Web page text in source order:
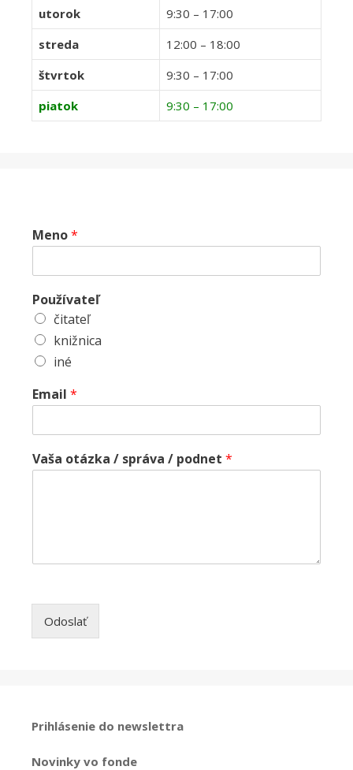
utorok
9:30 – 17:00
streda
12:00 – 18:00
štvrtok
9:30 – 17:00
piatok
9:30 – 17:00
Meno*
Používateľ
čitateľ
knižnica
iné
Email *
Vaša otázka / správa / podnet *
Odoslať
Prihlásenie do newslettra
Novinky vo fonde